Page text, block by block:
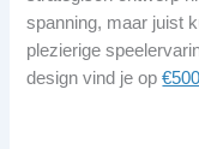
spanning, maar juist
plezierige
design vind je op